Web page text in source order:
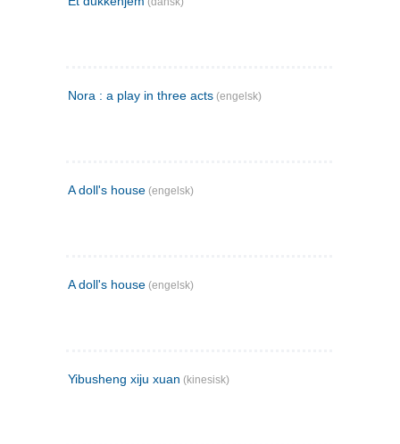
Nora : a play in three acts (engelsk)
A doll's house (engelsk)
A doll's house (engelsk)
Yibusheng xiju xuan (kinesisk)